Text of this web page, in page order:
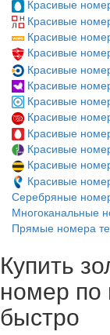
Красивые
Красивые
Красивые
Красивые
Красивые
Красивые
Красивые
Красивые
Красивые
Красивые
Красивые
Красивые
Серебряные
Многоканальные
Прямые номера
Купить
номер по
быстро